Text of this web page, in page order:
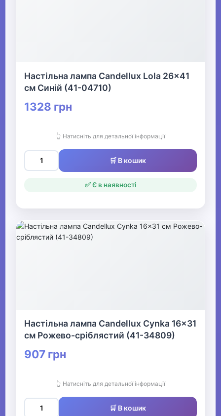
Настільна лампа Candellux Lola 26x41
см Синій (41-04710)
1328 грн
👆 Натисніть для детальної інформації
🛒 В кошик
✅ Є в наявності
Настільна лампа Candellux Cynka 16x31
см Рожево-сріблястий (41-34809)
907 грн
👆 Натисніть для детальної інформації
🛒 В кошик